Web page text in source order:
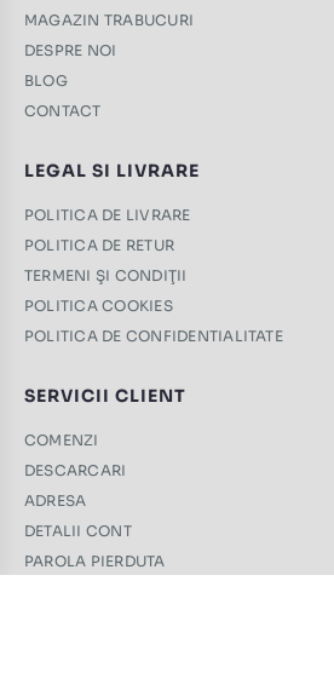
MAGAZIN TRABUCURI
DESPRE NOI
BLOG
CONTACT
LEGAL SI LIVRARE
POLITICA DE LIVRARE
POLITICA DE RETUR
TERMENI ŞI CONDIŢII
POLITICA COOKIES
POLITICA DE CONFIDENTIALITATE
SERVICII CLIENT
COMENZI
DESCARCARI
ADRESA
DETALII CONT
PAROLA PIERDUTA